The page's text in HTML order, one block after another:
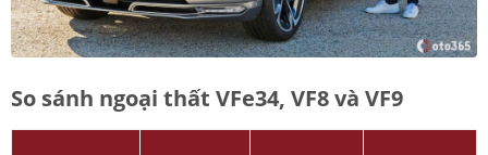
So sánh ngoại thất VFe34, VF8 và VF9